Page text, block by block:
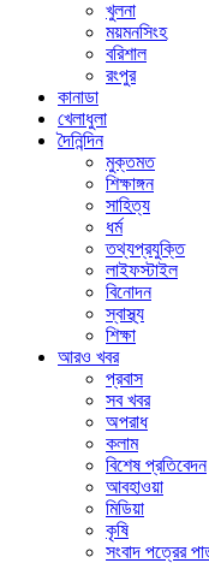
খুলনা
ময়মনসিংহ
বরিশাল
রংপুর
কানাডা
খেলাধুলা
দৈনিন্দিন
মুক্তমত
শিক্ষাঙ্গন
সাহিত্য
ধর্ম
তথ্যপ্রযুক্তি
লাইফস্টাইল
বিনোদন
স্বাস্থ্য
শিক্ষা
আরও খবর
প্রবাস
সব খবর
অপরাধ
কলাম
বিশেষ প্রতিবেদন
আবহাওয়া
মিডিয়া
কৃষি
সংবাদ পত্রের